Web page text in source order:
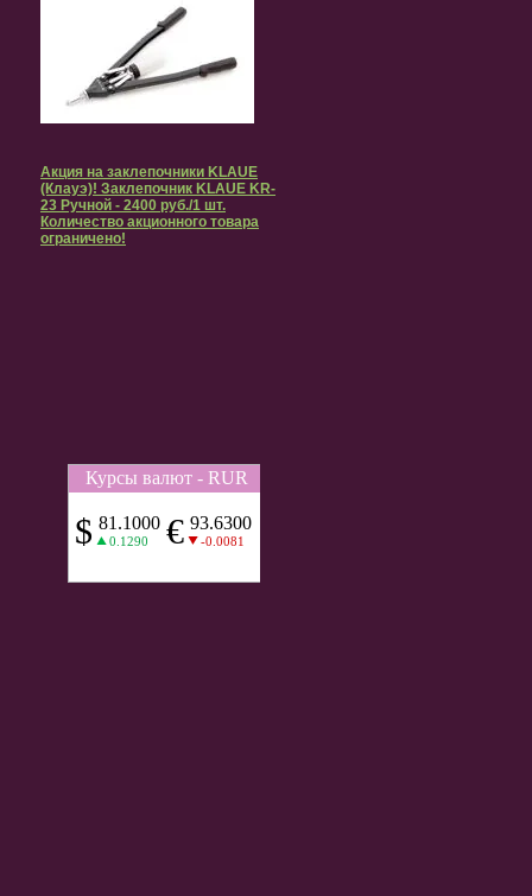
Акция на заклепочники KLAUE
(Клауэ)! Заклепочник KLAUE KR-
23 Ручной - 2400 руб./1 шт.
Количество акционного товара
ограничено!